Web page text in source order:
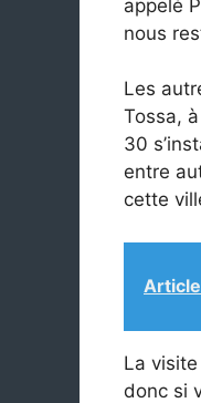
appelé
nous
Les
Tossa,
30
entre
cette
La
donc si